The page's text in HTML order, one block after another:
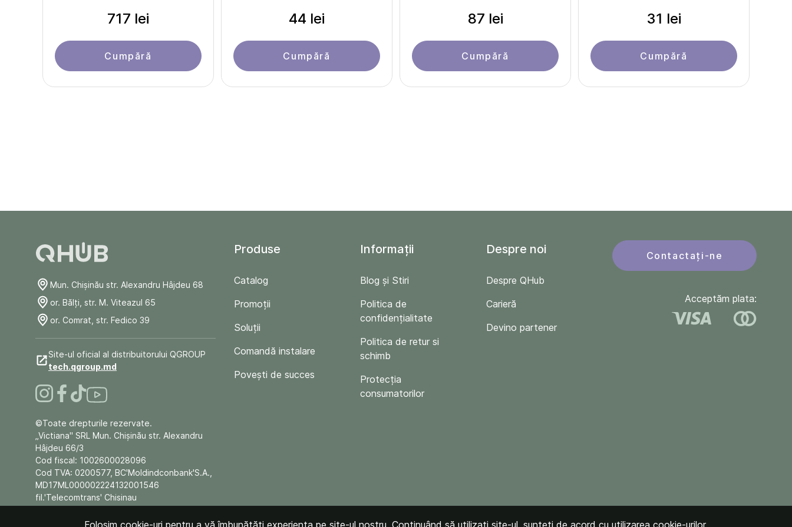
717 lei
Cumpără
44 lei
Cumpără
87 lei
Cumpără
31 lei
Cumpără
Mun. Chişinău str. Alexandru Hâjdeu 68
or. Bălți, str. M. Viteazul 65
or. Comrat, str. Fedico 39
Site-ul oficial al distribuitorului QGROUP
tech.qgroup.md
©Toate drepturile rezervate.
„Victiana" SRL Mun. Chişinău str. Alexandru
Hâjdeu 66/3
Cod fiscal: 1002600028096
Cod TVA: 0200577, BC'Moldindconbank'S.A.,
MD17ML000002224132001546
fil.'Telecomtrans' Chisinau
Produse
Catalog
Promoții
Soluții
Comandă instalare
Povești de succes
Informații
Blog și Stiri
Politica de
confidențialitate
Politica de retur si
schimb
Protecția
consumatorilor
Despre noi
Despre QHub
Carieră
Devino partener
Contactați-ne
Acceptăm plata:
Folosim cookie-uri pentru a vă îmbunătăți experiența pe site-ul nostru. Continuând să utilizați site-ul, sunteți de acord cu utilizarea cookie-urilor.